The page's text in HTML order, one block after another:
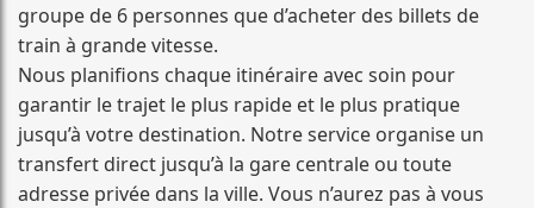
groupe de 6 personnes que d’acheter des billets de
train à grande vitesse.
Nous planifions chaque itinéraire avec soin pour
garantir le trajet le plus rapide et le plus pratique
jusqu’à votre destination. Notre service organise un
transfert direct jusqu’à la gare centrale ou toute
adresse privée dans la ville. Vous n’aurez pas à vous